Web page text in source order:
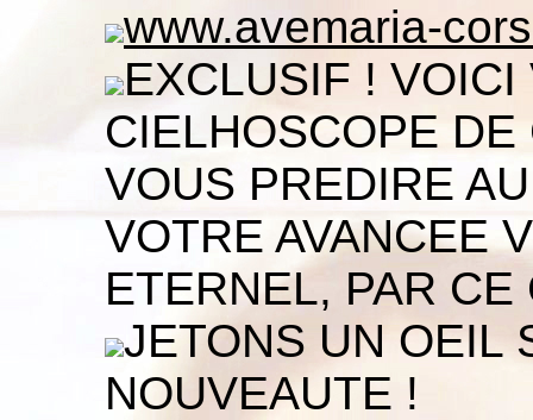
www.avemaria-
EXCLUSIF !
CIELHOSCOPE
VOUS PREDIRE
VOTRE AVANCEE
ETERNEL, PAR
JETONS UN OEIL
NOUVEAUTE !